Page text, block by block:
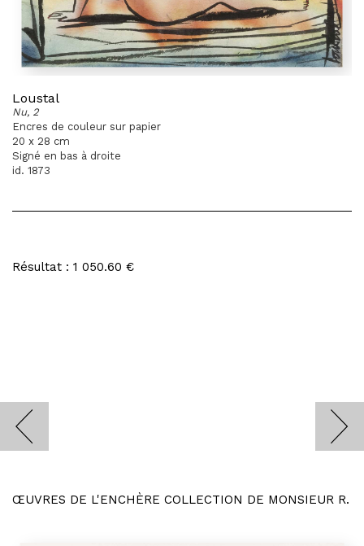
Loustal
Nu, 2
Encres de couleur sur papier
20 x 28 cm
Signé en bas à droite
id. 1873
Résultat : 1 050.60 €
ŒUVRES DE L'ENCHÈRE COLLECTION DE MONSIEUR R.